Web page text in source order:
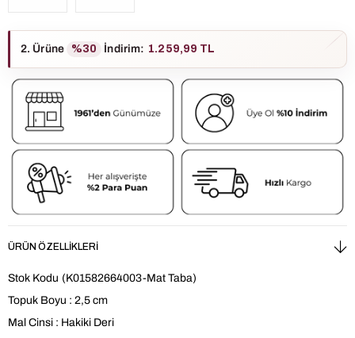
2. Ürüne %30 İndirim: 1.259,99 TL
ÜRÜN ÖZELLIKLERI
Stok Kodu (K01582664003-Mat Taba)
Topuk Boyu : 2,5 cm
Mal Cinsi : Hakiki Deri